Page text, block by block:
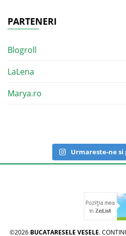
PARTENERI
Blogroll
LaLena
Marya.ro
Urmareste-ne si
©2026 BUCATARESELE VESELE.